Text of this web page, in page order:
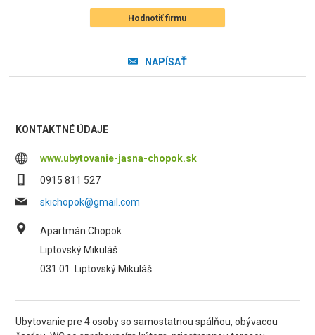
Hodnotiť firmu
NAPÍSAŤ
KONTAKTNÉ ÚDAJE
www.ubytovanie-jasna-chopok.sk
0915 811 527
skichopok@gmail.com
Apartmán Chopok
Liptovský Mikuláš
031 01
Liptovský Mikuláš
Ubytovanie pre 4 osoby so samostatnou spálňou, obývacou